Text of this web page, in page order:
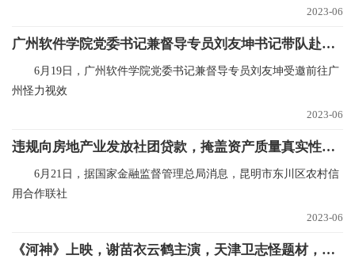
2023-06
广州软件学院党委书记兼督导专员刘友坤书记带队赴广州怪力视效网络科技有限公司参加结营及基地授牌仪式
6月19日，广州软件学院党委书记兼督导专员刘友坤受邀前往广
州怪力视效
2023-06
违规向房地产业发放社团贷款，掩盖资产质量真实性，昆明市东川区农村信用合作联社被罚款140万元|世界最新
6月21日，据国家金融监督管理总局消息，昆明市东川区农村信
用合作联社
2023-06
《河神》上映，谢苗衣云鹤主演，天津卫志怪题材，幻术大片气象|全球快资讯